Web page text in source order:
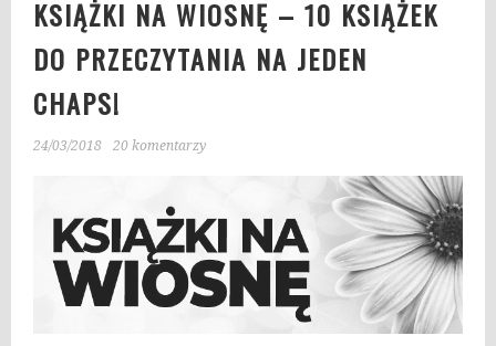
KSIĄŻKI NA WIOSNĘ – 10 KSIĄŻEK
DO PRZECZYTANIA NA JEDEN
CHAPS!
24/03/2018 20 komentarzy